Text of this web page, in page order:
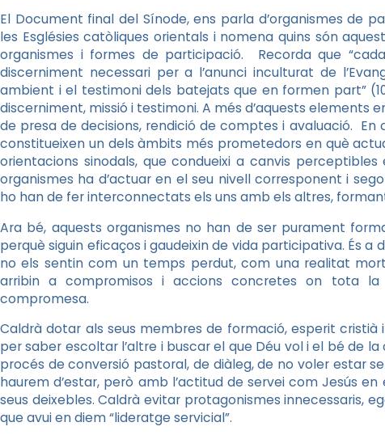
El Document final del Sínode, ens parla d’organismes de
les Esglésies catòliques orientals i nomena quins són
organismes i formes de participació. Recorda que
discerniment necessari per a l’anunci inculturat de
ambient i el testimoni dels batejats que en formen part”
discerniment, missió i testimoni. A més d’aquests elements
de presa de decisions, rendició de comptes i avaluació. En
constitueixen un dels àmbits més prometedors en què
orientacions sinodals, que condueixi a canvis perceptibles
organismes ha d’actuar en el seu nivell corresponent i
ho han de fer interconnectats els uns amb els altres,
Ara bé, aquests organismes no han de ser purament
perquè siguin eficaços i gaudeixin de vida participativa. És a
no els sentin com un temps perdut, com una realitat
arribin a compromisos i accions concretes on tota
compromesa.
Caldrà dotar als seus membres de formació, esperit
per saber escoltar l’altre i buscar el que Déu vol i el bé de
procés de conversió pastoral, de diàleg, de no voler estar
haurem d’estar, però amb l’actitud de servei com Jesús
seus deixebles. Caldrà evitar protagonismes innecessaris,
que avui en diem “lideratge servicial”.